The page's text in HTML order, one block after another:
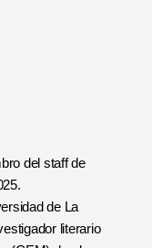
del staff de
de La
literario